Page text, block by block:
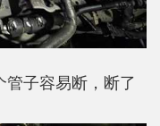
管子容易断，断了